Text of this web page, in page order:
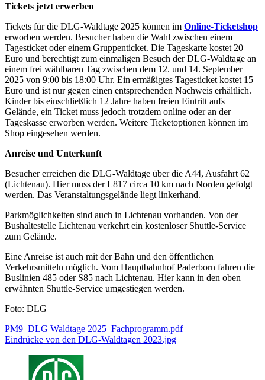
Tickets jetzt erwerben
Tickets für die DLG-Waldtage 2025 können im Online-Ticketshop
erworben werden. Besucher haben die Wahl zwischen einem
Tagesticket oder einem Gruppenticket. Die Tageskarte kostet 20
Euro und berechtigt zum einmaligen Besuch der DLG-Waldtage an
einem frei wählbaren Tag zwischen dem 12. und 14. September
2025 von 9:00 bis 18:00 Uhr. Ein ermäßigtes Tagesticket kostet 15
Euro und ist nur gegen einen entsprechenden Nachweis erhältlich.
Kinder bis einschließlich 12 Jahre haben freien Eintritt aufs
Gelände, ein Ticket muss jedoch trotzdem online oder an der
Tageskasse erworben werden. Weitere Ticketoptionen können im
Shop eingesehen werden.
Anreise und Unterkunft
Besucher erreichen die DLG-Waldtage über die A44, Ausfahrt 62
(Lichtenau). Hier muss der L817 circa 10 km nach Norden gefolgt
werden. Das Veranstaltungsgelände liegt linkerhand.
Parkmöglichkeiten sind auch in Lichtenau vorhanden. Von der
Bushaltestelle Lichtenau verkehrt ein kostenloser Shuttle-Service
zum Gelände.
Eine Anreise ist auch mit der Bahn und den öffentlichen
Verkehrsmitteln möglich. Vom Hauptbahnhof Paderborn fahren die
Buslinien 485 oder S85 nach Lichtenau. Hier kann in den oben
erwähnten Shuttle-Service umgestiegen werden.
Foto: DLG
PM9_DLG Waldtage 2025_Fachprogramm.pdf
Eindrücke von den DLG-Waldtagen 2023.jpg